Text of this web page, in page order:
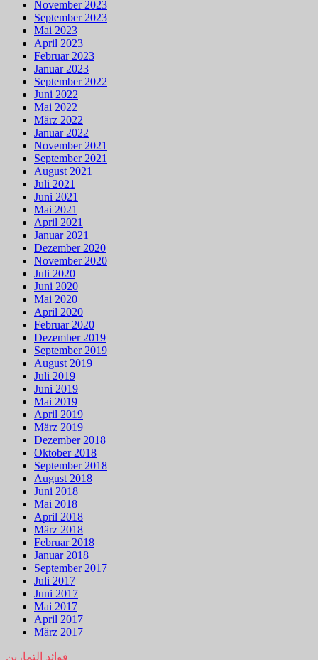
November 2023
September 2023
Mai 2023
April 2023
Februar 2023
Januar 2023
September 2022
Juni 2022
Mai 2022
März 2022
Januar 2022
November 2021
September 2021
August 2021
Juli 2021
Juni 2021
Mai 2021
April 2021
Januar 2021
Dezember 2020
November 2020
Juli 2020
Juni 2020
Mai 2020
April 2020
Februar 2020
Dezember 2019
September 2019
August 2019
Juli 2019
Juni 2019
Mai 2019
April 2019
März 2019
Dezember 2018
Oktober 2018
September 2018
August 2018
Juni 2018
Mai 2018
April 2018
März 2018
Februar 2018
Januar 2018
September 2017
Juli 2017
Juni 2017
Mai 2017
April 2017
März 2017
فوائد التمارين